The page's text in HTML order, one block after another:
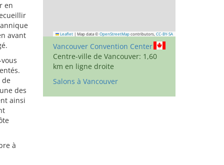
en
avant
de
des
ainsi
à
Leaflet | Map data © OpenStreetMap contributors, CC-BY-SA
Vancouver Convention Center
Centre-ville de Vancouver: 1,60
km en ligne droite
Salons à Vancouver